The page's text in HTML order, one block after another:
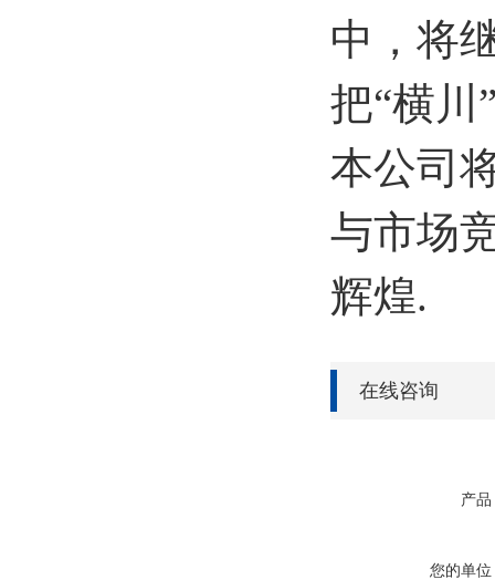
中，将
把“横川
本公司
与市场
辉煌.
在线咨询
产品
您的单位